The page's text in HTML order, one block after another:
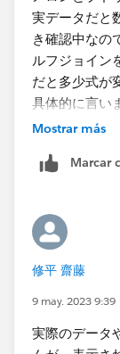
実データだと
き確認中なの
ルフジョイン
だと多少式が
具体的に言い
回数」の数値
ポリシーがあ
Mostrar más
Marcar
修平 齋藤
9 may. 2023 9:39
実際のデータ